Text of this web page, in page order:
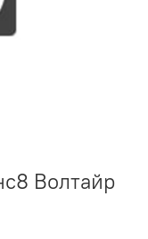
Волтайр